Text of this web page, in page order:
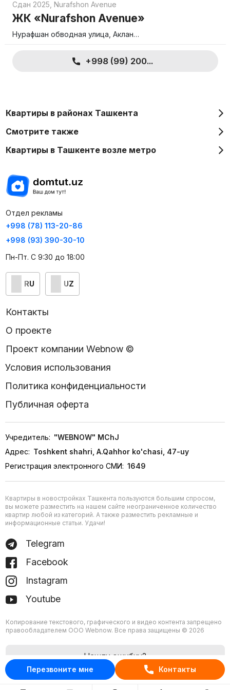
Перезвоните мне Контакты
Сдан 2025 Nurafshon Avenue
ЖК «Nurafshon Avenue»
Нурафшан обводная улица, Аклан…
+998 (99) 200...
Квартиры в районах Ташкента
Смотрите также
Квартиры в Ташкенте возле метро
Отдел рекламы
+998 (78) 113-20-86
+998 (93) 390-30-10
Пн-Пт. С 9:30 до 18:00
RU UZ
Контакты
О проекте
Проект компании Webnow ©
Условия использования
Политика конфиденциальности
Публичная оферта
Учредитель: "WEBNOW" MChJ
Адрес: Toshkent shahri, A.Qahhor ko'chasi, 47-uy
Регистрация электронного СМИ: 1649
Квартиры в новостройках Ташкента пользуются большим спросом,
вы можете разместить на нашем сайте неограниченное количество
квартир любой из категорий. А также разместить рекламные и
информационные статьи. Удачи!
Telegram
Facebook
Instagram
Youtube
Копирование текстового, графического и видео контента запрещено
правообладателем ООО Webnow. Все права защищены © 2026
Нашли ошибку?